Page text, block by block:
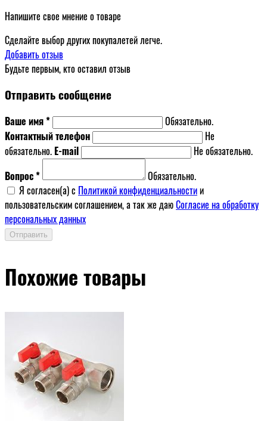
Напишите свое мнение о товаре
Сделайте выбор других покупалетей легче.
Добавить отзыв
Будьте первым, кто оставил отзыв
Отправить сообщение
Ваше имя *
Обязательно.
Контактный телефон
Не
обязательно. E-mail
Не обязательно.
Вопрос *
Обязательно.
Я согласен(a) с Политикой конфиденциальностии
пользовательским соглашением, а так же даюСогласие на обработку
персональных данных
Отправить
Похожие товары